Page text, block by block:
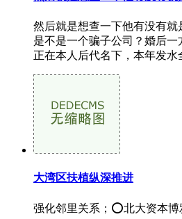
然后就是想查一下他有没有
是不是一个骗子公司？婚后
正在本人后代名下，本年发水
大湾区扶植纵深推进
强化邻里关系；⭕北大资本